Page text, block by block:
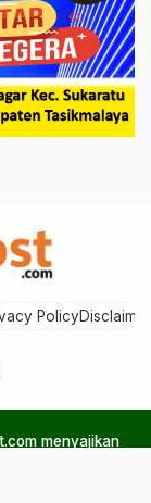
PolicyDisclaimer
menyajikan